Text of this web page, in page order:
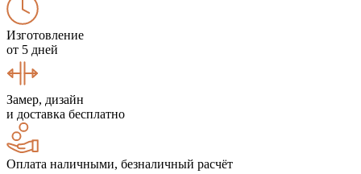
Изготовление
от 5 дней
Замер, дизайн
и доставка бесплатно
Оплата наличными, безналичный расчёт